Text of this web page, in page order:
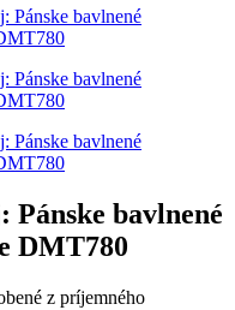
bavlnené
DMT780
z príjemného